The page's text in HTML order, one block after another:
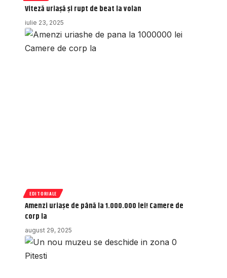
Viteză uriașă și rupt de beat la volan
iulie 23, 2025
EDITORIALE
Amenzi uriașe de până la 1.000.000 lei! Camere de
corp la
august 29, 2025